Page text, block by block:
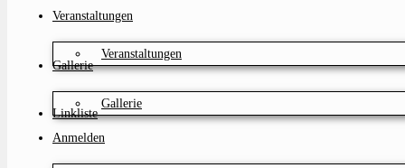
Veranstaltungen
Veranstaltungen
Gallerie
Gallerie
Linkliste
Anmelden